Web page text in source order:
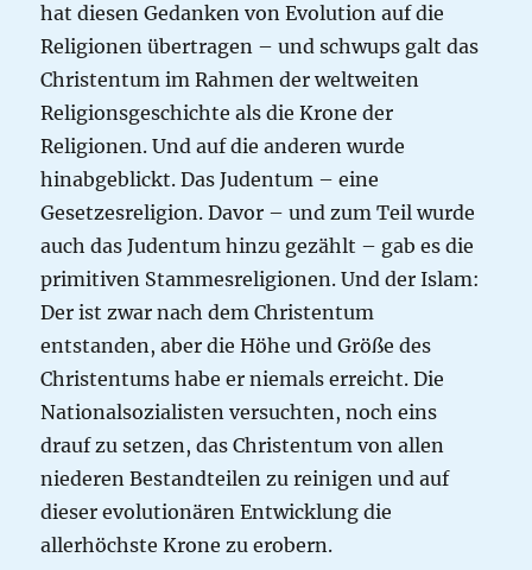
hat diesen Gedanken von Evolution auf die
Religionen übertragen – und schwups galt das
Christentum im Rahmen der weltweiten
Religionsgeschichte als die Krone der
Religionen. Und auf die anderen wurde
hinabgeblickt. Das Judentum – eine
Gesetzesreligion. Davor – und zum Teil wurde
auch das Judentum hinzu gezählt – gab es die
primitiven Stammesreligionen. Und der Islam:
Der ist zwar nach dem Christentum
entstanden, aber die Höhe und Größe des
Christentums habe er niemals erreicht. Die
Nationalsozialisten versuchten, noch eins
drauf zu setzen, das Christentum von allen
niederen Bestandteilen zu reinigen und auf
dieser evolutionären Entwicklung die
allerhöchste Krone zu erobern.